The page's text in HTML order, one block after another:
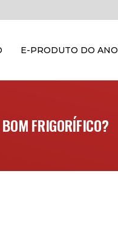
E-PRODUTO DO ANO
FRIGORÍFICO?